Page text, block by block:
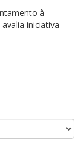
à
iniciativa